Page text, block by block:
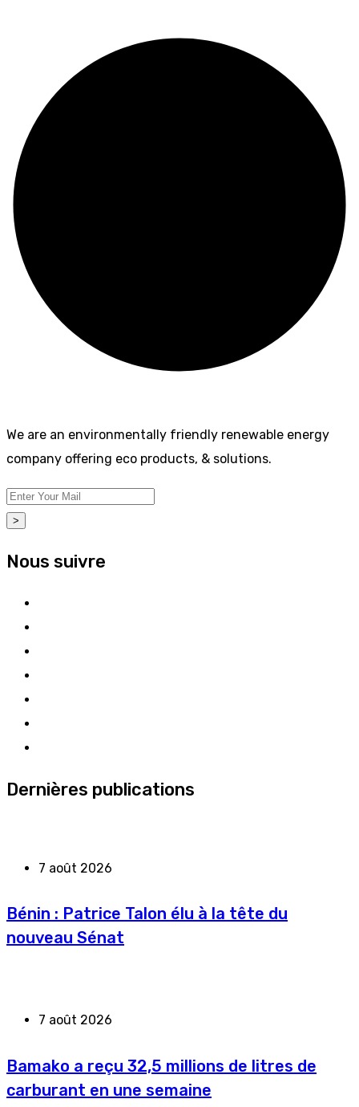
We are an environmentally friendly renewable energy
company offering eco products, & solutions.
>
Nous suivre
Dernières publications
7 août 2026
Bénin : Patrice Talon élu à la tête du
nouveau Sénat
7 août 2026
Bamako a reçu 32,5 millions de litres de
carburant en une semaine